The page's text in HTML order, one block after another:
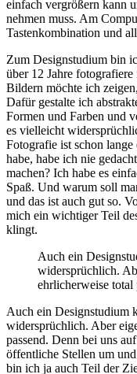
einfach vergrößern kann
nehmen muss. Am
Tastenkombination und
Zum Designstudium bin
über 12 Jahre
Bildern möchte ich
Dafür gestalte ich
Formen und Farben und
es vielleicht
Fotografie ist schon
habe, habe ich nie
machen? Ich habe es
Spaß. Und warum soll
und das ist auch gut so.
mich ein wichtiger Teil
klingt.
Auch ein
widersprüchlich.
ehrlicherweise total
Auch ein Designstudium
widersprüchlich. Aber
passend. Denn bei uns
öffentliche Stellen um
bin ich ja auch Teil der